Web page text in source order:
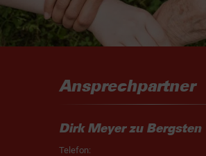
Ansprechpartner
Dirk Meyer zu Bergsten
Telefon: